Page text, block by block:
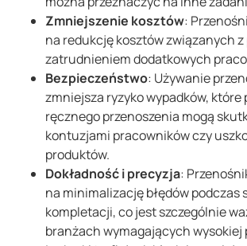
Zmniejszenie kosztów:
na redukcję kosztów związanych
zatrudnieniem dodatkowych
Bezpieczeństwo: Używanie
zmniejsza ryzyko wypadków, które
ręcznego przenoszenia mogą
kontuzjami pracowników czy
produktów.
Dokładność i precyzja:
na minimalizację błędów podczas
kompletacji, co jest szczególnie
branżach wymagających wysokiej